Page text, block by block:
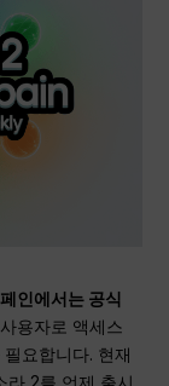
인에서는 공식
용자로 액세스
요합니다. 현재
라 2를 언제 출시